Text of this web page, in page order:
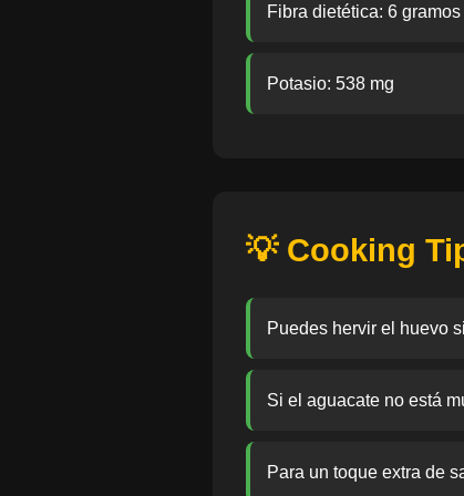
Fibra dietética: 6 gramos
Potasio: 538 mg
💡 Cooking
Puedes hervir el huevo
Si el aguacate no está
Para un toque extra de